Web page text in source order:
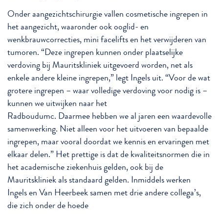
Onder aangezichtschirurgie vallen cosmetische ingrepen in
het aangezicht, waaronder ook ooglid- en
wenkbrauwcorrecties, mini facelifts en het verwijderen van
tumoren. “Deze ingrepen kunnen onder plaatselijke
verdoving bij Mauritskliniek uitgevoerd worden, net als
enkele andere kleine ingrepen,” legt Ingels uit. “Voor de wat
grotere ingrepen – waar volledige verdoving voor nodig is –
kunnen we uitwijken naar het
Radboudumc. Daarmee hebben we al jaren een waardevolle
samenwerking. Niet alleen voor het uitvoeren van bepaalde
ingrepen, maar vooral doordat we kennis en ervaringen met
elkaar delen.” Het prettige is dat de kwaliteitsnormen die in
het academische ziekenhuis gelden, ook bij de
Mauritskliniek als standaard gelden. Inmiddels werken
Ingels en Van Heerbeek samen met drie andere collega’s,
die zich onder de hoede